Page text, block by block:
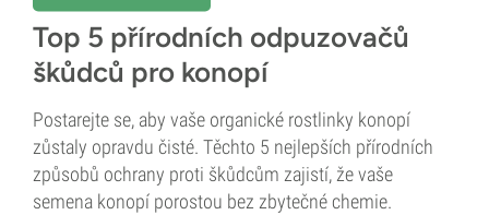
Top 5 přírodních odpuzovačů
škůdců pro konopí
Postarejte se, aby vaše organické rostlinky konopí
zůstaly opravdu čisté. Těchto 5 nejlepších přírodních
způsobů ochrany proti škůdcům zajistí, že vaše
semena konopí porostou bez zbytečné chemie.